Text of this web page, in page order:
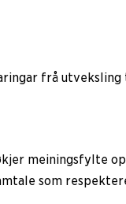
frå
meiningsfylte
som